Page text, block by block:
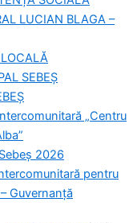
LUCIAN BLAGA –
SEBEȘ
„Centru
2026
pentru
Guvernanță